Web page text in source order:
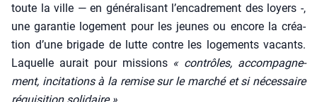
toute la ville — en géné­ra­li­sant l’en­ca­dre­ment des loyers -,
une garan­tie loge­ment pour les jeunes ou encore la créa­
tion d’une bri­gade de lutte contre les loge­ments vacants.
Laquelle aurait pour mis­sions « contrôles, accom­pa­gne­
ment, inci­ta­tions à la remise sur le mar­ché et si néces­saire